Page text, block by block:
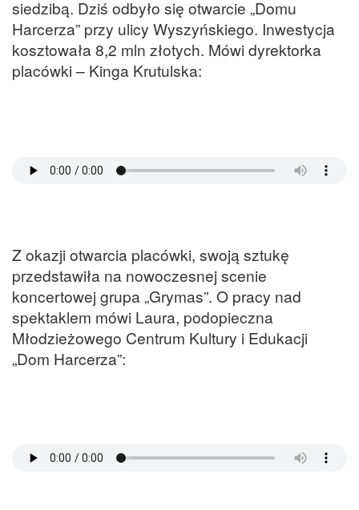
siedzibą. Dziś odbyło się otwarcie „Domu
Harcerza” przy ulicy Wyszyńskiego. Inwestycja
kosztowała 8,2 mln złotych. Mówi dyrektorka
placówki – Kinga Krutulska:
Z okazji otwarcia placówki, swoją sztukę
przedstawiła na nowoczesnej scenie
koncertowej grupa „Grymas”. O pracy nad
spektaklem mówi Laura, podopieczna
Młodzieżowego Centrum Kultury i Edukacji
„Dom Harcerza”: